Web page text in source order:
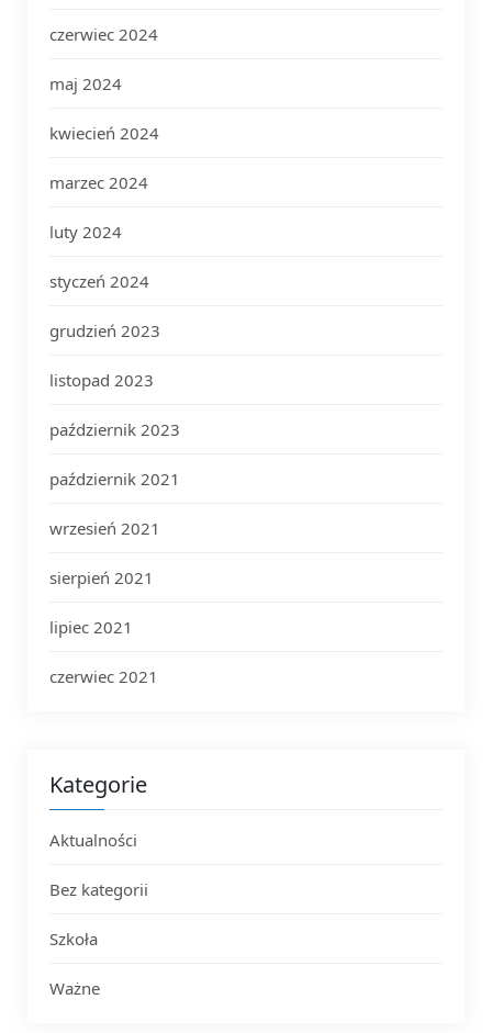
czerwiec 2024
maj 2024
kwiecień 2024
marzec 2024
luty 2024
styczeń 2024
grudzień 2023
listopad 2023
październik 2023
październik 2021
wrzesień 2021
sierpień 2021
lipiec 2021
czerwiec 2021
Kategorie
Aktualności
Bez kategorii
Szkoła
Ważne